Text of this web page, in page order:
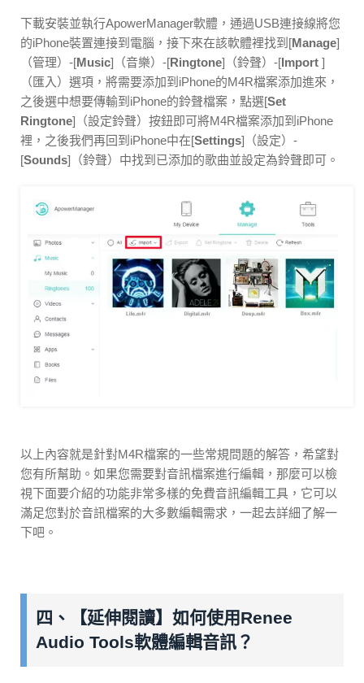
下載安裝並執行ApowerManager軟體，通過USB連接線將您
的iPhone裝置連接到電腦，接下來在該軟體裡找到[Manage]
（管理）-[Music]（音樂）-[Ringtone]（鈴聲）-[Import ]
（匯入）選項，將需要添加到iPhone的M4R檔案添加進來，
之後選中想要傳輸到iPhone的鈴聲檔案，點選[Set
Ringtone]（設定鈴聲）按鈕即可將M4R檔案添加到iPhone
裡，之後我們再回到iPhone中在[Settings]（設定）-
[Sounds]（鈴聲）中找到已添加的歌曲並設定為鈴聲即可。
以上內容就是針對M4R檔案的一些常規問題的解答，希望對
您有所幫助。如果您需要對音訊檔案進行編輯，那麼可以檢
視下面要介紹的功能非常多樣的免費音訊編輯工具，它可以
滿足您對於音訊檔案的大多數編輯需求，一起去詳細了解一
下吧。
四、【延伸閱讀】如何使用Renee
Audio Tools軟體編輯音訊？